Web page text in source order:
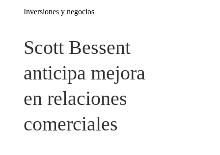
Inversiones y negocios
Scott Bessent
anticipa mejora
en relaciones
comerciales